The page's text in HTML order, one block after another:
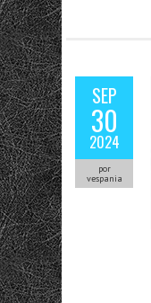
SEP
30
2024
por
vespania